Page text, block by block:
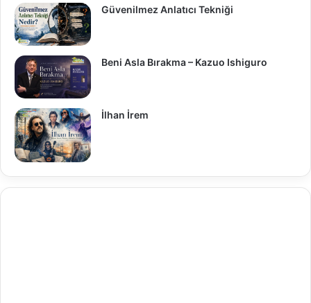
Güvenilmez Anlatıcı Tekniği
Beni Asla Bırakma – Kazuo Ishiguro
İlhan İrem